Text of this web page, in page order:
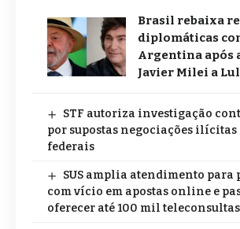
Brasil rebaixa
diplomáticas
Argentina após
Javier Milei a
STF autoriza investigação
por supostas negociações ilícitas
federais
SUS amplia atendimento para
com vício em apostas online e
oferecer até 100 mil